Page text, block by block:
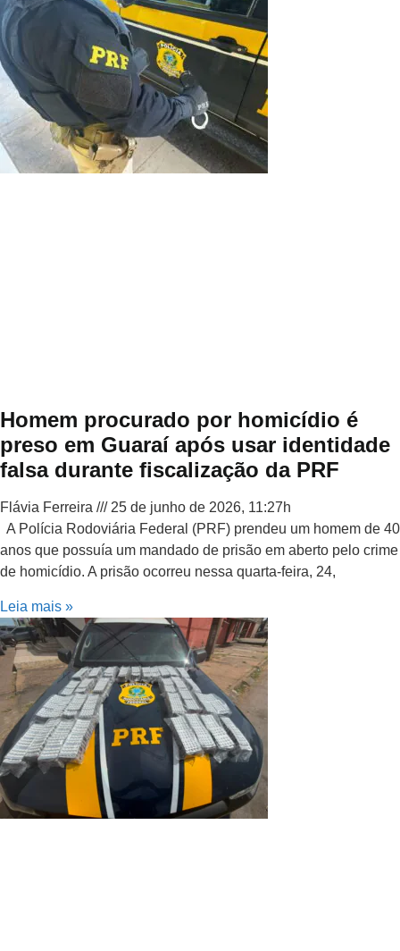
Homem procurado por homicídio é
preso em Guaraí após usar identidade
falsa durante fiscalização da PRF
Flávia Ferreira
25 de junho de 2026, 11:27h
A Polícia Rodoviária Federal (PRF) prendeu um homem de 40
anos que possuía um mandado de prisão em aberto pelo crime
de homicídio. A prisão ocorreu nessa quarta-feira, 24,
Leia mais »